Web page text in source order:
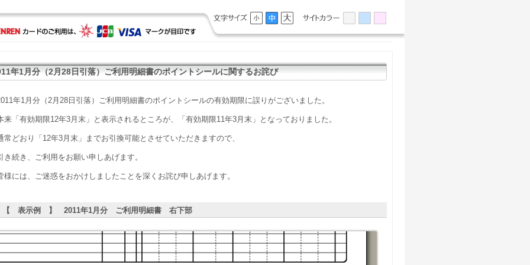
年1月分（2月28日引落）ご利用明細書のポイントシールに関するお詫び
年1月分（2月28日引落）ご利用明細書のポイントシールの有効期限に誤りがございました。
来「有効期限12年3月末」と表示されるところが、「有効期限11年3月末」となっておりました。
常どおり「12年3月末」までお引換可能とさせていただきますので、
き続き、ご利用をお願い申しあげます。
様には、ご迷惑をおかけしましたことを深くお詫び申しあげます。
【 表示例 】 2011年1月分 ご利用明細書 右下部